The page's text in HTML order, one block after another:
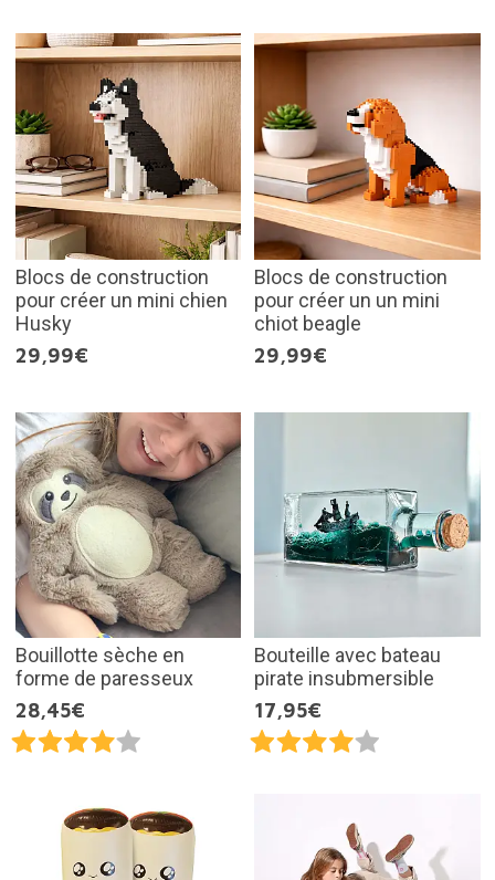
Blocs de construction
pour créer un mini chien
Husky
29,99€
Blocs de construction
pour créer un un mini
chiot beagle
29,99€
Bouillotte sèche en
forme de paresseux
28,45€
Bouteille avec bateau
pirate insubmersible
17,95€